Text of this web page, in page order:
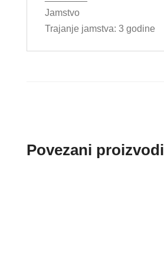
Jamstvo
Trajanje jamstva: 3 godine
Povezani proizvodi